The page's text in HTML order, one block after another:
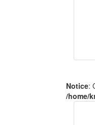
Notice:
/home/